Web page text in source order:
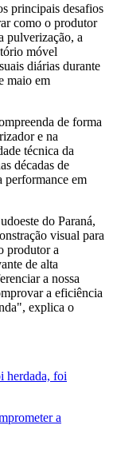
principais desafios
como o produtor
pulverização, a
móvel
diárias durante
maio em
de forma
e na
técnica da
décadas de
performance em
do Paraná,
visual para
produtor a
de alta
a nossa
a eficiência
explica o
herdada, foi
a